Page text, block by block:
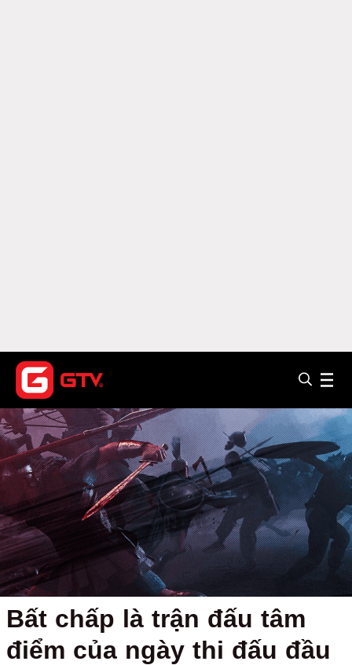
Bất chấp là trận đấu tâm
điểm của ngày thi đấu đầu